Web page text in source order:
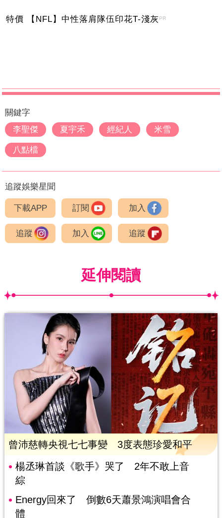
特價 【NFL】中性落肩隊伍印花T-淺灰 PR
關鍵字
李聖傑
夏宇禾 經紀人 米雪
八點檔
追蹤娛樂星聞
下載APP 訂閱 加入
追蹤 加入 追蹤
延伸閱讀
曾沛慈轉央視七七事變 3度表態珍愛和平
楊丞琳首談《歌手》哭了 2年不敢上音
綜
Energy回來了 倒數6天蕭景鴻演唱會合
體